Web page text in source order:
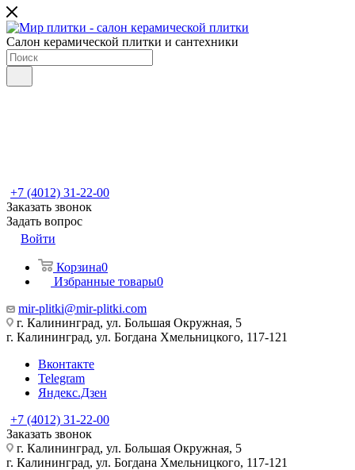
Салон керамической плитки и сантехники
+7 (4012) 31-22-00
Заказать звонок
Задать вопрос
Войти
Корзина0
Избранные товары0
mir-plitki@mir-plitki.com
г. Калининград, ул. Большая Окружная, 5
г. Калининград, ул. Богдана Хмельницкого, 117-121
Вконтакте
Telegram
Яндекс.Дзен
+7 (4012) 31-22-00
Заказать звонок
г. Калининград, ул. Большая Окружная, 5
г. Калининград, ул. Богдана Хмельницкого, 117-121